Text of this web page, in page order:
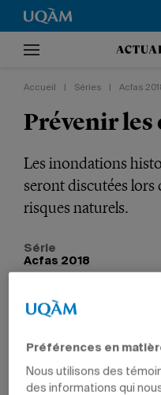
Accueil Séries Acfas
Prévenir les
Les inondations
seront discutées lors
risques naturels.
Série
Acfas 2018
PROFESSEURS
Préférences en
Nous utilisons des
des informations qui